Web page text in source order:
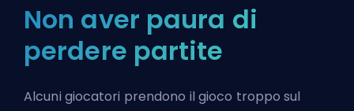
Non aver paura di
perdere partite
Alcuni giocatori prendono il gioco troppo sul